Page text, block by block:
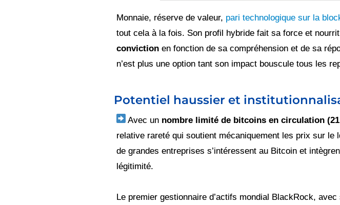
Monnaie, réserve de valeur, pari technologique sur la
tout cela à la fois. Son profil hybride fait sa force et
conviction en fonction de sa compréhension et de sa
n’est plus une option tant son impact bouscule tous les
Potentiel haussier et
Avec un nombre limité de bitcoins en circulation
relative rareté qui soutient mécaniquement les prix sur
de grandes entreprises s’intéressent au Bitcoin et
légitimité.
Le premier gestionnaire d’actifs mondial BlackRock, avec